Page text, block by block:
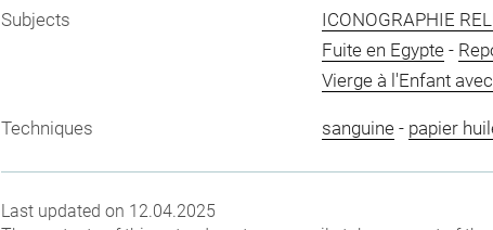
Subjects ICONOGRAPHIE
Fuite en Egypte-
Vierge à l'Enfant
Techniques sanguine- papier
Last updated on 12.04.2025